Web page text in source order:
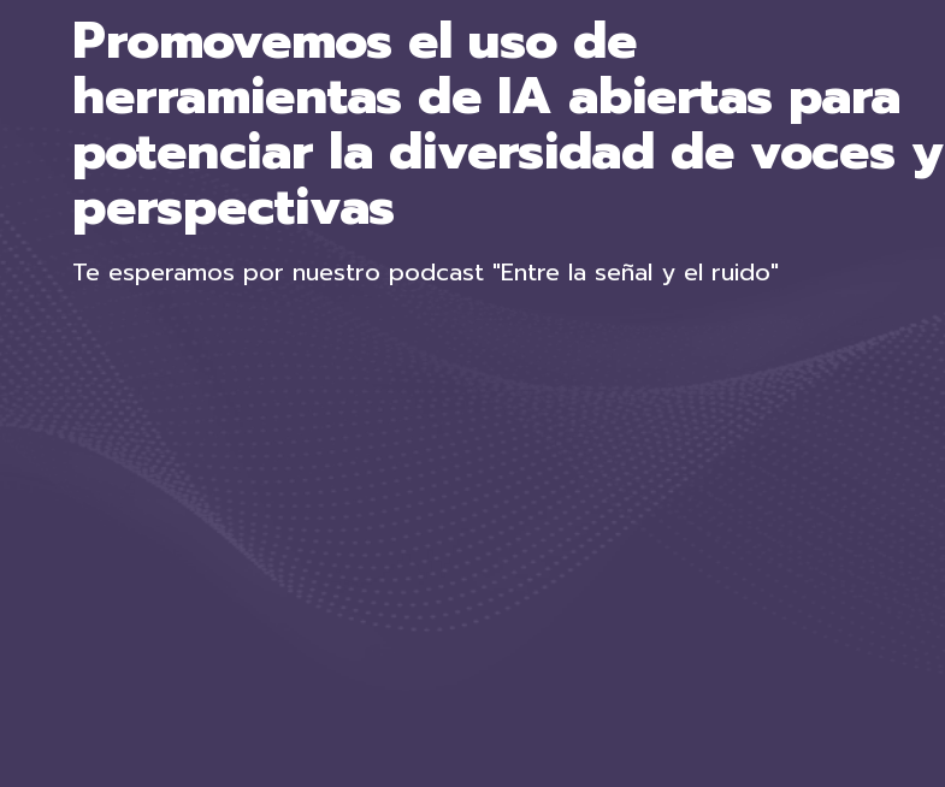
Promovemos el uso de
herramientas de IA abiertas para
potenciar la diversidad de voces y
perspectivas
Te esperamos por nuestro podcast "Entre la señal y el ruido"